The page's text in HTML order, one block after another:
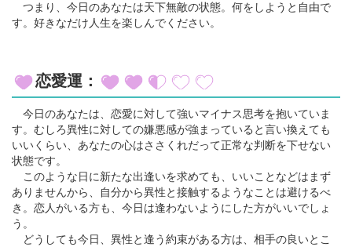
つまり、今日のあなたは天下無敵の状態。何をしようと自由で
す。好きなだけ人生を楽しんでください。
恋愛運：
今日のあなたは、恋愛に対して強いマイナス思考を抱いていま
す。むしろ異性に対しての嫌悪感が強まっていると言い換えても
いいくらい、あなたの心はささくれだって正常な判断を下せない
状態です。
このような日に新たな出逢いを求めても、いいことなどはまず
ありませんから、自分から異性と接触するようなことは避けるべ
き。恋人がいる方も、今日は逢わないようにした方がいいでしょ
う。
どうしても今日、異性と逢う約束がある方は、相手の良いとこ